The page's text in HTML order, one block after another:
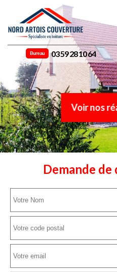
Bureau 03 59 28 10 64
Voir nos
Demande